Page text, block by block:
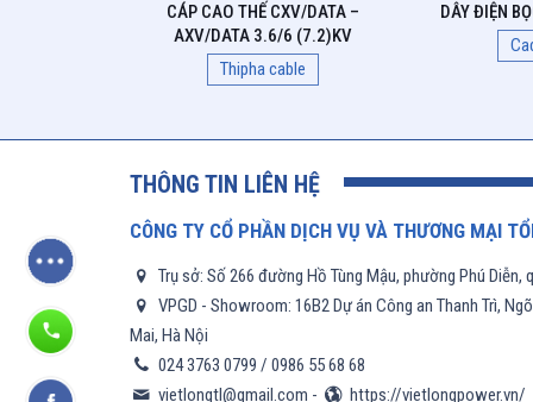
CÁP CAO THẾ CXV/DATA –
AXV/DATA 3.6/6 (7.2)KV
Thipha cable
DÂY ĐIỆN
THÔNG TIN LIÊN HỆ
CÔNG TY CỔ PHẦN DỊCH VỤ VÀ THƯƠNG MẠI
Trụ sở: Số 266 đường Hồ Tùng Mậu, phường Phú Diễn,
VPGD - Showroom: 16B2 Dự án Công an Thanh Trì,
Mai, Hà Nội
024 3763 0799 / 0986 55 68 68
vietlongtl@gmail.com - https://vietlongpower.vn/